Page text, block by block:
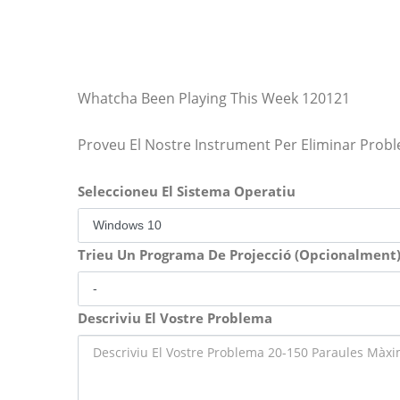
Whatcha Been Playing This Week 120121
Proveu El Nostre Instrument Per Eliminar
Seleccioneu El Sistema Operatiu
Trieu Un Programa De Projecció (Opcionalment)
Descriviu El Vostre Problema